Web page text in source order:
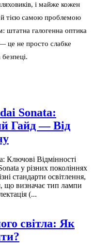
і майже кожен
й тією самою проблемою
штатна галогенна оптика
це не просто слабке
Sonata:
Гайд — Від
Ключові Відмінності
у різних поколіннях
стандарти освітлення,
що визначає тип лампи
(...
світла: Як